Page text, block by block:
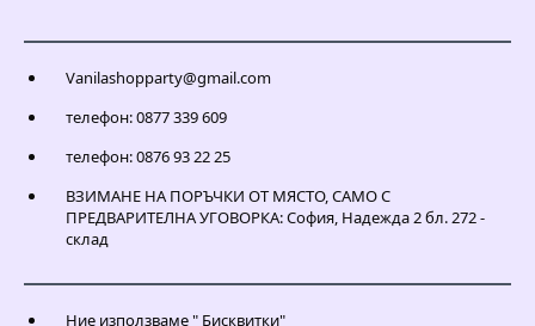
Vanilashopparty@gmail.com
телефон: 0877 339 609
телефон: 0876 93 22 25
ВЗИМАНЕ НА ПОРЪЧКИ ОТ МЯСТО, САМО С
ПРЕДВАРИТЕЛНА УГОВОРКА: София, Надежда 2 бл. 272 -
склад
Ние използваме " Бисквитки"